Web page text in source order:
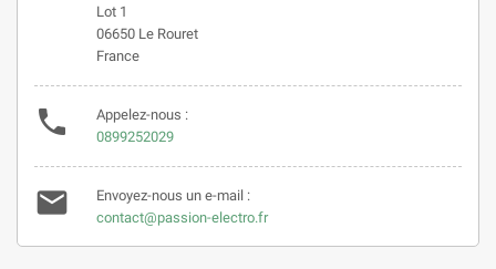
Lot 1
06650 Le Rouret
France

Appelez-nous :
0899252029

Envoyez-nous un e-mail :
contact@passion-electro.fr